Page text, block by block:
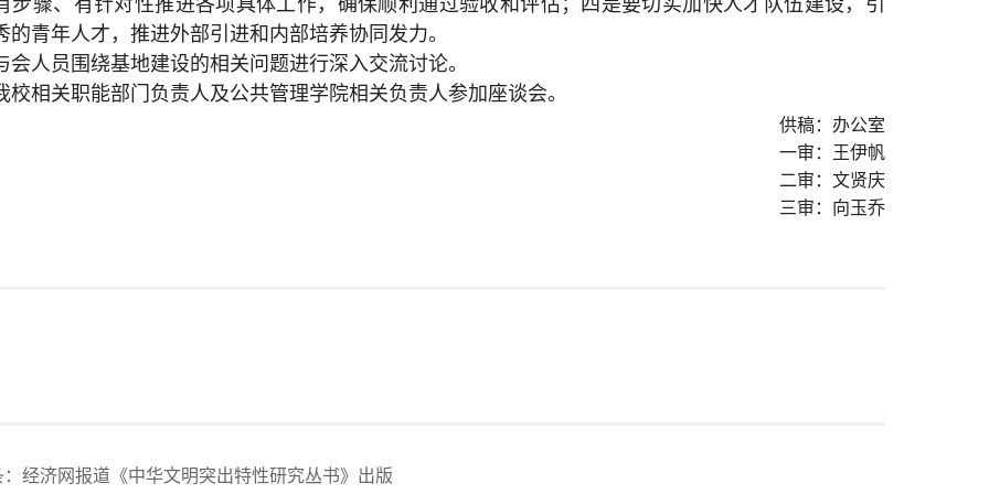
步骤、有针对性推进各项具体工作，确保顺利通过验收和评估；四是要切实加快人才队伍建设，引
的青年人才，推进外部引进和内部培养协同发力。
会人员围绕基地建设的相关问题进行深入交流讨论。
校相关职能部门负责人及公共管理学院相关负责人参加座谈会。
供稿：办公室
一审：王伊帆
二审：文贤庆
三审：向玉乔
：经济网报道《中华文明突出特性研究丛书》出版